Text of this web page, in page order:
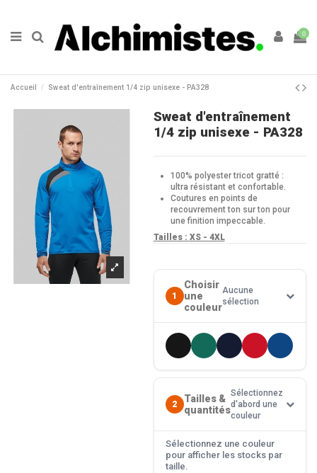
0
Accueil Sweat d'entraînement 1/4 zip unisexe - PA328
Sweat d'entraînement
1/4 zip unisexe - PA328
100% polyester tricot gratté :
ultra résistant et confortable.
Coutures en points de
recouvrement ton sur ton pour
une finition impeccable.
Tailles : XS - 4XL
1
Choisir
une
couleur
Aucune
sélection
2
Tailles &
quantités
Sélectionnez
d'abord une
couleur
Sélectionnez une couleur
pour afficher les stocks par
taille.